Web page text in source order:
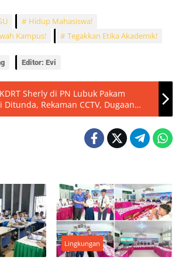
Hidup Mahasiswa!
Kampus!
Tegakkan Etika Akademik!
Editor: Evi
Sherly di PN Lubuk Pakam
Ditunda, Rekaman CCTV, Dugaan
hingga Klaim Perdamaian Keluarga
Lingkungan